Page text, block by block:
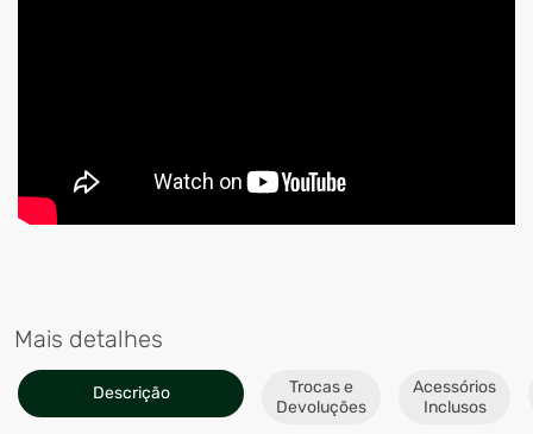
Mais detalhes
Descrição
Trocas e
Devoluções
Acessórios
Inclusos